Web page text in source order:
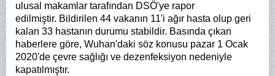
ulusal makamlar tarafından DSÖ'ye rapor
edilmiştir. Bildirilen 44 vakanın 11'i ağır hasta olup geri
kalan 33 hastanın durumu stabildir. Basında çıkan
haberlere göre, Wuhan'daki söz konusu pazar 1 Ocak
2020'de çevre sağlığı ve dezenfeksiyon nedeniyle
kapatılmıştır.